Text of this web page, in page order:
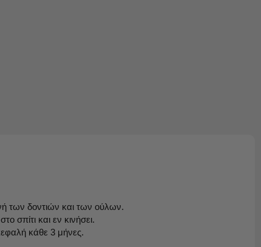
των δοντιών και των ούλων.
σπίτι και εν κινήσει.
κάθε 3 μήνες.